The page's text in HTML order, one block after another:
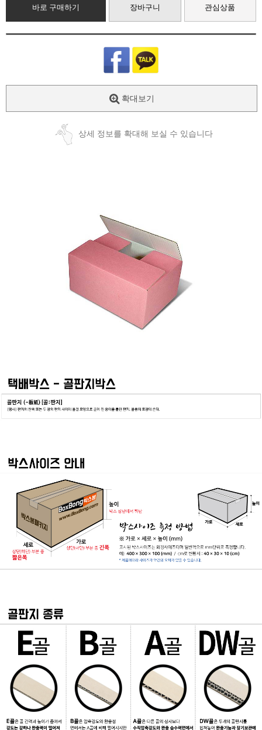
바로 구매하기 장바구니 관심상품
확대보기
상세 정보를 확대해 보실 수 있습니다